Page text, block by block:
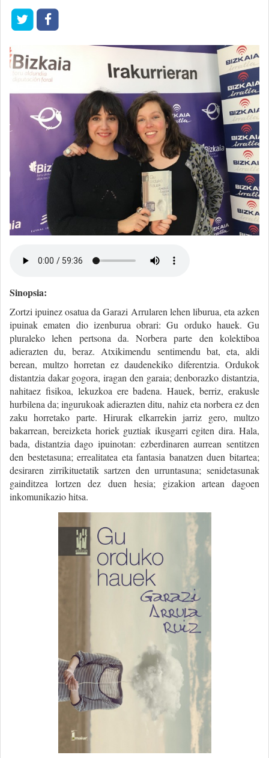
Sinopsia:
Zortzi ipuinez osatua da Garazi Arrularen lehen liburua, eta azken
ipuinak ematen dio izenburua obrari: Gu orduko hauek. Gu
pluraleko lehen pertsona da. Norbera parte den kolektiboa
adierazten du, beraz. Atxikimendu sentimendu bat, eta, aldi
berean, multzo horretan ez daudenekiko diferentzia. Ordukok
distantzia dakar gogora, iragan den garaia; denborazko distantzia,
nahitaez fisikoa, lekuzkoa ere badena. Hauek, berriz, erakusle
hurbilena da; ingurukoak adierazten ditu, nahiz eta norbera ez den
zaku horretako parte. Hirurak elkarrekin jarriz gero, multzo
bakarrean, bereizketa horiek guztiak ikusgarri egiten dira. Hala,
bada, distantzia dago ipuinotan: ezberdinaren aurrean sentitzen
den bestetasuna; errealitatea eta fantasia banatzen duen bitartea;
desiraren zirrikituetatik sartzen den urruntasuna; senidetasunak
gainditzea lortzen dez duen hesia; gizakion artean dagoen
inkomunikazio hitsa.